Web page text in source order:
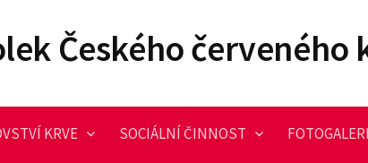
Českého červeného
KRVE SOCIÁLNÍ ČINNOST